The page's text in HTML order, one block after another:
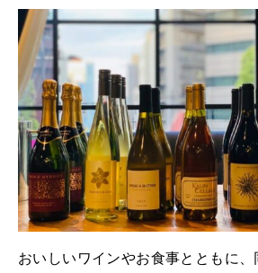
おいしいワインやお食事とともに、